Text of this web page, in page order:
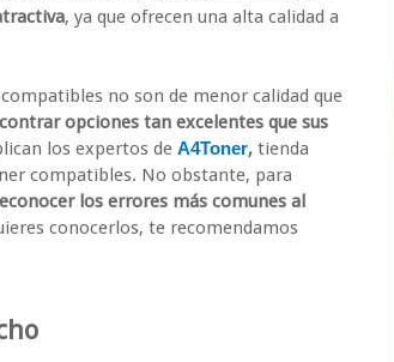
, ya que ofrecen una alta calidad a
no son de menor calidad que
opciones tan excelentes que sus
los expertos de A4Toner, tienda
compatibles. No obstante, para
los errores más comunes al
conocerlos, te recomendamos